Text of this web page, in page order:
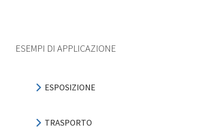
ESEMPI DI APPLICAZIONE
ESPOSIZIONE
TRASPORTO